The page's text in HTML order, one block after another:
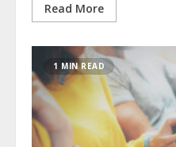
Read More
1 MIN READ